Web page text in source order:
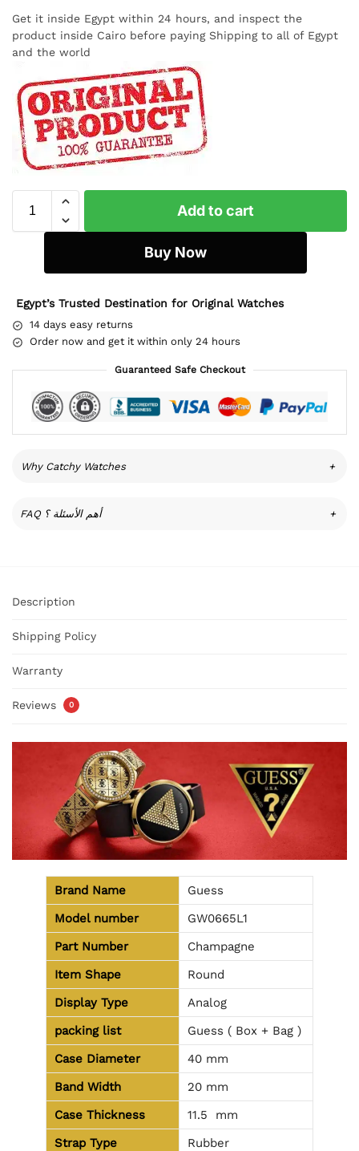
Get it inside Egypt within 24 hours, and inspect the
product inside Cairo before paying Shipping to all of Egypt
and the world
Add to cart
Buy Now
Egypt’s Trusted Destination for Original Watches
14 days easy returns
Order now and get it within only 24 hours
Guaranteed Safe Checkout
Why Catchy Watches +
FAQ أهم الأسئلة ؟ +
Description
Shipping Policy
Warranty
Reviews 0
Brand Name
Guess
Model number
GW0665L1
Part Number
Champagne
Item Shape
Round
Display Type
Analog
packing list
Guess ( Box + Bag )
Case Diameter
40 mm
Band Width
20 mm
Case Thickness
11.5 mm
Strap Type
Rubber